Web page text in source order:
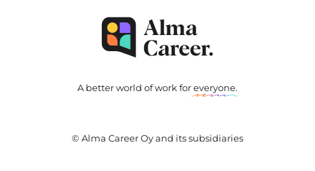
A better world of work foreveryone.
© Alma Career Oy and its subsidiaries